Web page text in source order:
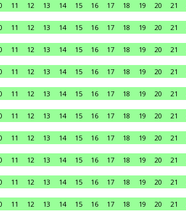
11 12 13 14 15 16 17 18 19 20 21
11 12 13 14 15 16 17 18 19 20 21
11 12 13 14 15 16 17 18 19 20 21
11 12 13 14 15 16 17 18 19 20 21
11 12 13 14 15 16 17 18 19 20 21
11 12 13 14 15 16 17 18 19 20 21
11 12 13 14 15 16 17 18 19 20 21
11 12 13 14 15 16 17 18 19 20 21
11 12 13 14 15 16 17 18 19 20 21
11 12 13 14 15 16 17 18 19 20 21